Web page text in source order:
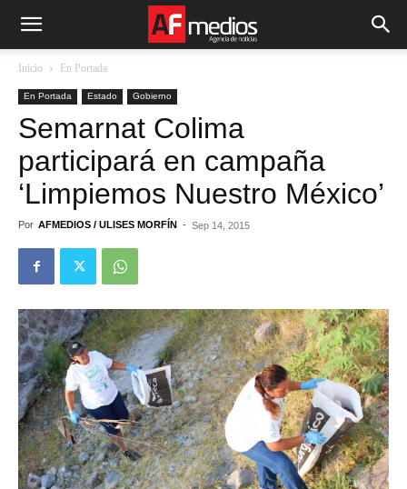
Inicio En Portada
En Portada Estado Gobierno
Semarnat Colima
participará en campaña
‘Limpiemos Nuestro México’
Por AFMEDIOS / ULISES MORFÍN - Sep 14, 2015